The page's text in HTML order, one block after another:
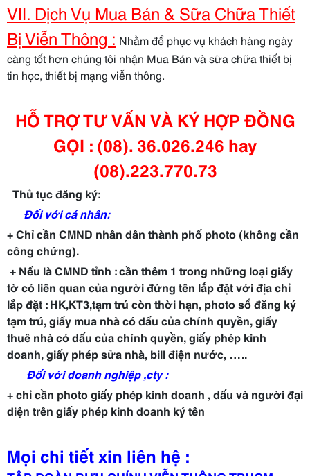
VII. Dịch Vụ Mua Bán & Sữa Chữa Thiết
Bị Viễn Thông : Nhằm để phục vụ khách hàng ngày
càng tốt hơn chúng tôi nhận Mua Bán và sữa chữa thiết bị
tin học, thiết bị mạng viễn thông.
HỖ TRỢ TƯ VẤN VÀ KÝ HỢP ĐỒNG
GỌI : (08). 36.026.246 hay
(08).223.770.73
Thủ tục đăng ký:
Đối với cá nhân:
+ Chỉ cần CMND nhân dân thành phố photo (không cần
công chứng).
+ Nếu là CMND tỉnh : cần thêm 1 trong những loại giấy
tờ có liên quan của người đứng tên lắp đặt với địa chỉ
lắp đặt : HK,KT3,tạm trú còn thời hạn, photo sổ đăng ký
tạm trú, giấy mua nhà có dấu của chính quyền, giấy
thuê nhà có dấu của chính quyền, giấy phép kinh
doanh, giấy phép sửa nhà, bill điện nước, …..
Đối với doanh nghiệp ,cty :
+ chỉ cần photo giấy phép kinh doanh , dấu và người đại
diện trên giấy phép kinh doanh ký tên
Mọi chi tiết xin liên hệ :